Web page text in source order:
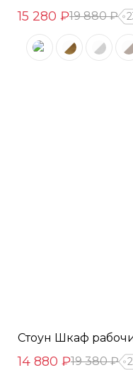
15 280 ₽19 880 ₽
Стоун Шкаф
14 880 ₽19 380 ₽